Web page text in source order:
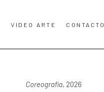
VIDEO ARTE CONTACTO
Coreografía, 2026